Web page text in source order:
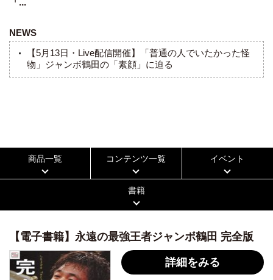
ロレスを語ろう』
間書店）、
冠王者 三沢光晴』 『アントニオ猪木写真集＊監修』（ワ
ニブックス）などがある。
「...
NEWS
【5月13日・Live配信開催】「普通の人でいたかった怪
物」ジャンボ鶴田の「素顔」に迫る
商品一覧 コンテンツ一覧 イベント
書籍
【電子書籍】永遠の最強王者ジャンボ鶴田 完全版
詳細をみる